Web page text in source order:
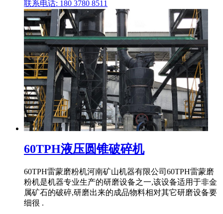
联系电话: 180 3780 8511
60TPH液压圆锥破碎机
60TPH雷蒙磨粉机河南矿山机器有限公司60TPH雷蒙磨
粉机是机器专业生产的研磨设备之一,该设备适用于非金
属矿石的破碎,研磨出来的成品物料相对其它研磨设备要
细很 .